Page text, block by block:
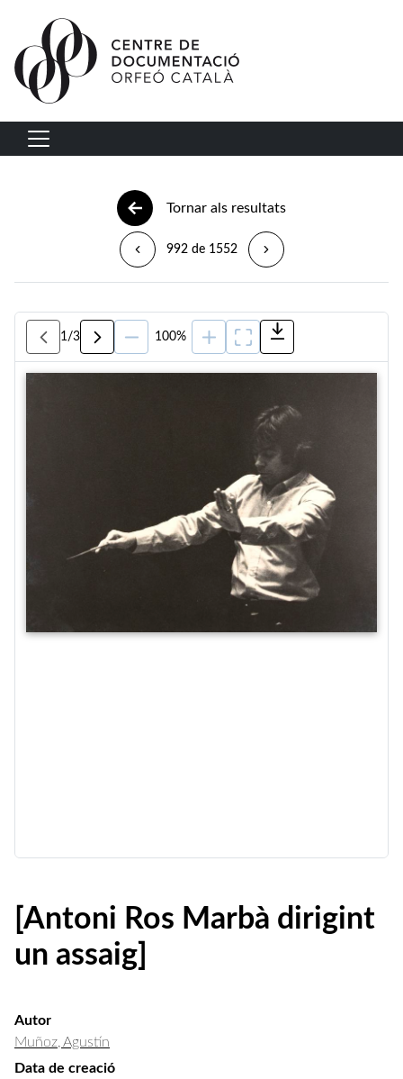
Vés al contingut
Navegació principal
Tornar als resultats
992 de 1552
1 /3 100%
[Antoni Ros Marbà dirigint
un assaig]
Autor
Muñoz, Agustín
Data de creació